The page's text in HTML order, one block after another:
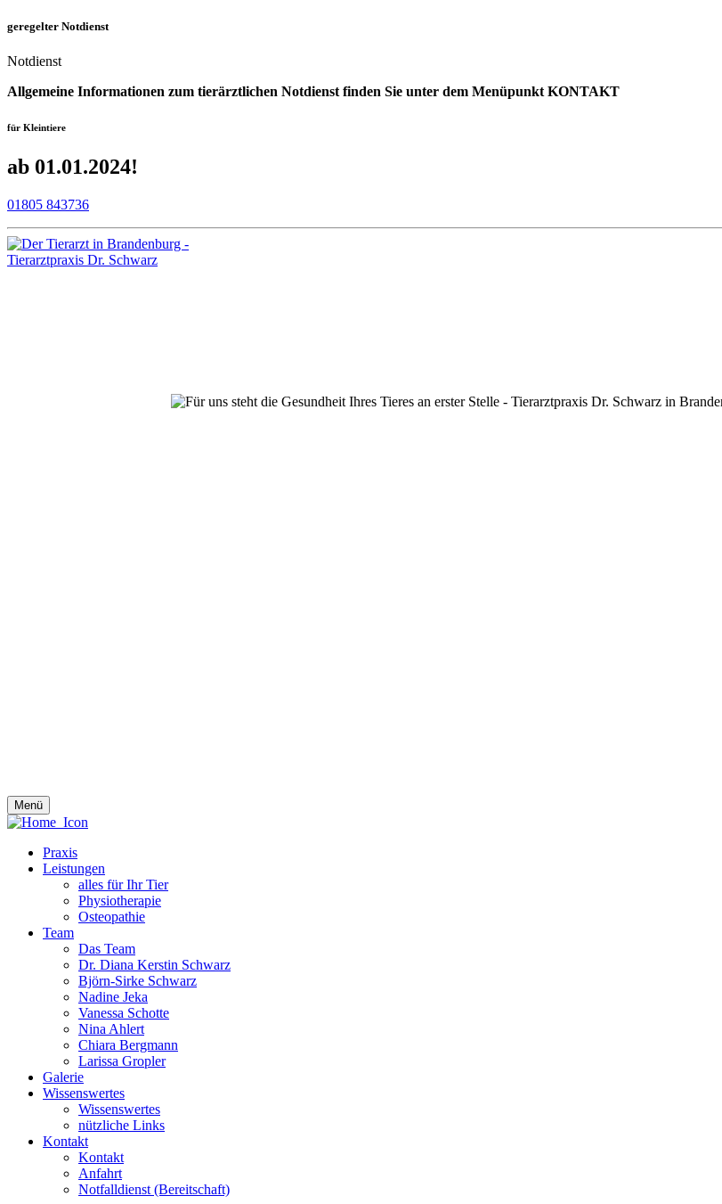
geregelter Notdienst
Notdienst
Allgemeine Informationen zum tierärztlichen Notdienst finden Sie unter dem Menüpunkt KONTAKT
für Kleintiere
ab 01.01.2024!
01805 843736
Menü
Praxis
Leistungen
alles für Ihr Tier
Physiotherapie
Osteopathie
Team
Das Team
Dr. Diana Kerstin Schwarz
Björn-Sirke Schwarz
Nadine Jeka
Vanessa Schotte
Nina Ahlert
Chiara Bergmann
Larissa Gropler
Galerie
Wissenswertes
Wissenswertes
nützliche Links
Kontakt
Kontakt
Anfahrt
Notfalldienst (Bereitschaft)